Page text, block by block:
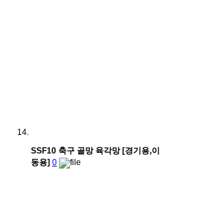
SSF10 축구 골망 육각망 [경기용,이
동용] 0